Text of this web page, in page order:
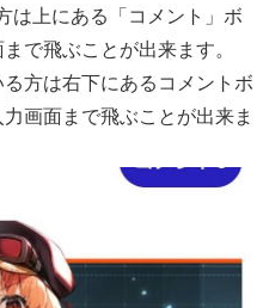
は上にある「コメント」ボ
で飛ぶことが出来ます。
方は右下にあるコメントボ
画面まで飛ぶことが出来ま